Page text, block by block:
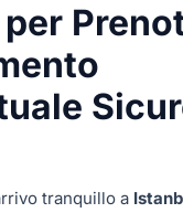
tranquillo a